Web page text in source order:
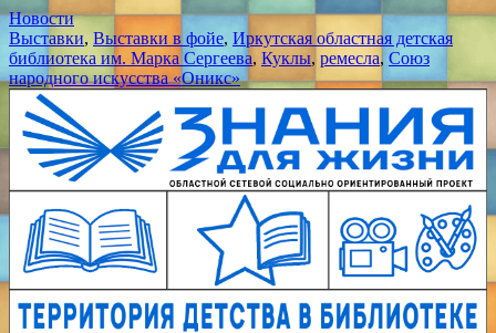
Новости
Выставки, Выставки в фойе, Иркутская областная детская
библиотека им. Марка Сергеева, Куклы, ремесла, Союз
народного искусства «Оникс»